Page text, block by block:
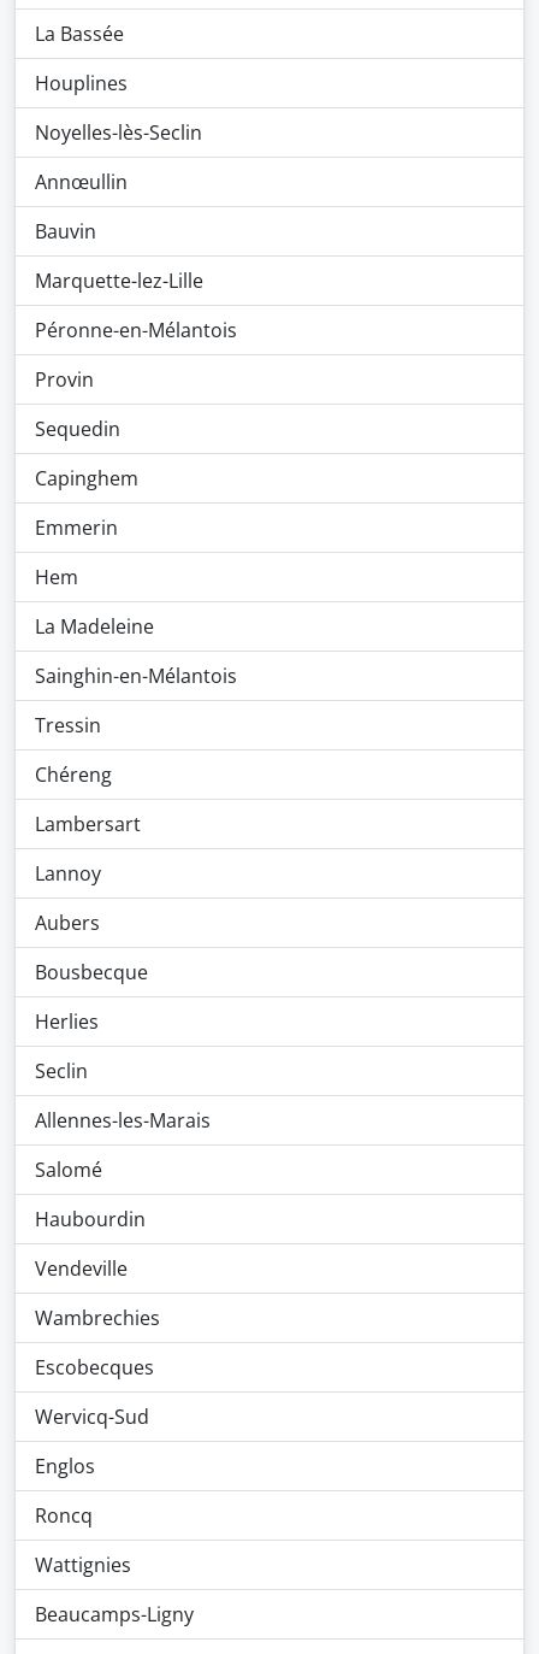
La Bassée
Houplines
Noyelles-lès-Seclin
Annœullin
Bauvin
Marquette-lez-Lille
Péronne-en-Mélantois
Provin
Sequedin
Capinghem
Emmerin
Hem
La Madeleine
Sainghin-en-Mélantois
Tressin
Chéreng
Lambersart
Lannoy
Aubers
Bousbecque
Herlies
Seclin
Allennes-les-Marais
Salomé
Haubourdin
Vendeville
Wambrechies
Escobecques
Wervicq-Sud
Englos
Roncq
Wattignies
Beaucamps-Ligny